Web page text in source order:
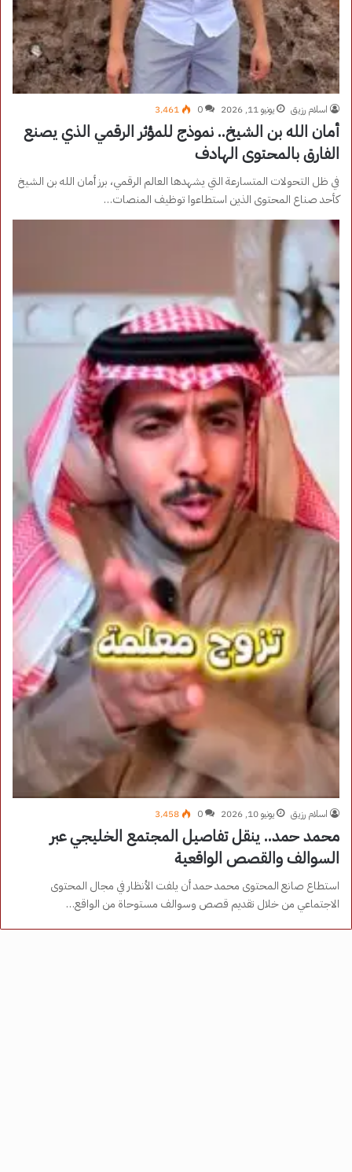
اسلام رزيق يونيو 11, 2026 0 3٬461
أمان الله بن الشيخ.. نموذج للمؤثر الرقمي الذي يصنع
الفارق بالمحتوى الهادف
في ظل التحولات المتسارعة التي يشهدها العالم الرقمي، برز أمان الله بن الشيخ
كأحد صناع المحتوى الذين استطاعوا توظيف المنصات…
اسلام رزيق يونيو 10, 2026 0 3٬458
محمد حمد.. ينقل تفاصيل المجتمع الخليجي عبر
السوالف والقصص الواقعية
استطاع صانع المحتوى محمد حمد أن يلفت الأنظار في مجال المحتوى
الاجتماعي من خلال تقديم قصص وسوالف مستوحاة من الواقع…